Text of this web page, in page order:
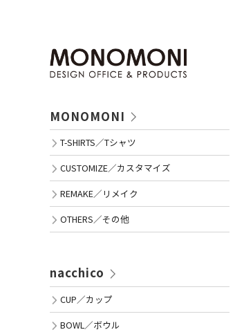
MONOMONI
T-SHIRTS／Tシャツ
CUSTOMIZE／カスタマイズ
REMAKE／リメイク
OTHERS／その他
nacchico
CUP／カップ
BOWL／ボウル